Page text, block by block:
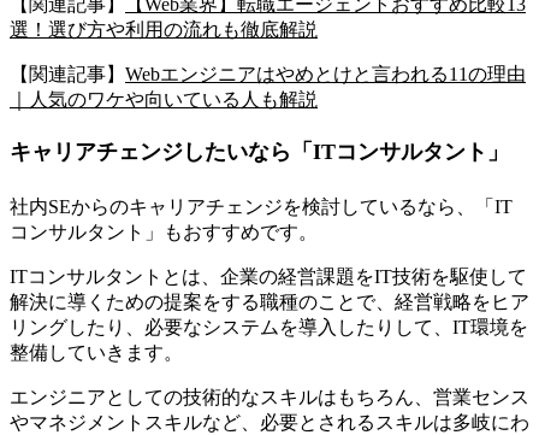
【関連記事】
【Web業界】転職エージェントおすすめ比較13
選！選び方や利用の流れも徹底解説
【関連記事】 Webエンジニアはやめとけと言われる11の理由
｜人気のワケや向いている人も解説
キャリアチェンジしたいなら「ITコンサルタント」
社内SEからのキャリアチェンジを検討しているなら、「IT
コンサルタント」もおすすめです。
ITコンサルタントとは、企業の経営課題をIT技術を駆使して
解決に導くための提案をする職種のことで、経営戦略をヒア
リングしたり、必要なシステムを導入したりして、IT環境を
整備していきます。
エンジニアとしての技術的なスキルはもちろん、営業センス
やマネジメントスキルなど、必要とされるスキルは多岐にわ